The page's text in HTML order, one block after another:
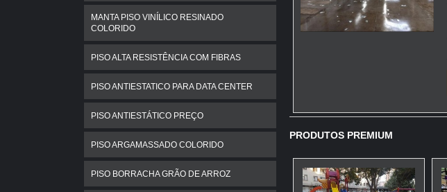
MANTA PISO VINÍLICO RESINADO
COLORIDO
PISO ALTA RESISTÊNCIA COM FIBRAS
PISO ANTIESTATICO PARA DATA CENTER
PISO ANTIESTÁTICO PREÇO
PISO ARGAMASSADO COLORIDO
PISO BORRACHA GRÃO DE ARROZ
PRODUTOS PREMIUM